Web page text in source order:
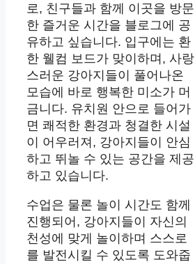
로, 친구들과 함께 이곳을 방문
한 즐거운 시간을 블로그에 공
유하고 싶습니다. 입구에는 환
한 웰컴 보드가 맞이하며, 사랑
스러운 강아지들이 풀어나온
모습에 바로 행복한 미소가 머
금니다. 유치원 안으로 들어가
면 쾌적한 환경과 청결한 시설
이 어우러져, 강아지들이 안심
하고 뛰놀 수 있는 공간을 제공
하고 있습니다.
수업은 물론 놀이 시간도 함께
진행되어, 강아지들이 자신의
천성에 맞게 놀이하며 스스로
를 발전시킬 수 있도록 도와줍